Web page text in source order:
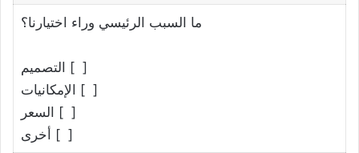
ما السبب الرئيسي وراء اختيارنا؟
[ ] التصميم
[ ] الإمكانيات
[ ] السعر
[ ] أخرى